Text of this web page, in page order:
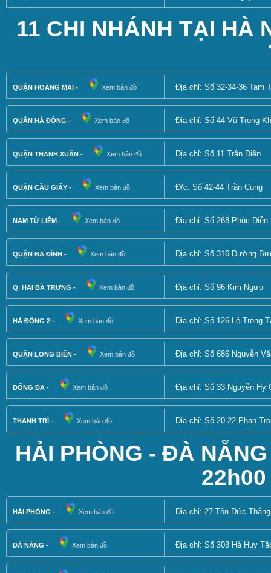
11 CHI NHÁNH TẠI HÀ
QUẬN HOÀNG MAI - Xem bản đồ Địa chỉ: Số 32-34-36 Tam
QUẬN HÀ ĐÔNG - Xem bản đồ Địa chỉ: Số 44 Vũ Trọng
QUẬN THANH XUÂN - Xem bản đồ Địa chỉ: Số 11 Trần Điền
QUẬN CẦU GIẤY - Xem bản đồ Đ/c: Số 42-44 Trần Cung
NAM TỪ LIÊM - Xem bản đồ Địa chỉ: Số 268 Phúc Diễn
QUẬN BA ĐÌNH - Xem bản đồ Địa chỉ: Số 316 Đường
Q. HAI BÀ TRƯNG - Xem bản đồ Địa chỉ: Số 96 Kim Ngưu
HÀ ĐÔNG 2 - Xem bản đồ Địa chỉ: Số 126 Lê Trọng
QUẬN LONG BIÊN - Xem bản đồ Địa chỉ: Số 686 Nguyễn
ĐỐNG ĐA - Xem bản đồ Địa chỉ: Số 33 Nguyễn Hy
THANH TRÌ - Xem bản đồ Địa chỉ: Số 20-22 Phan
HẢI PHÒNG - ĐÀ
HẢI PHÒNG - Xem bản đồ Địa chỉ: 27 Tôn Đức
ĐÀ NẴNG - Xem bản đồ Địa chỉ: Số 303 Hà Huy